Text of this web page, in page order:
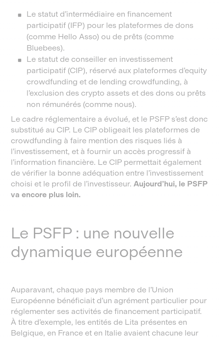
Le statut d’intermédiaire en financement
participatif (IFP) pour les plateformes de dons
(comme Hello Asso) ou de prêts (comme
Bluebees).
Le statut de conseiller en investissement
participatif (CIP), réservé aux plateformes d’equity
crowdfunding et de lending crowdfunding, à
l’exclusion des crypto assets et des dons ou prêts
non rémunérés (comme nous).
Le cadre réglementaire a évolué, et le PSFP s’est donc
substitué au CIP. Le CIP obligeait les plateformes de
crowdfunding à faire mention des risques liés à
l’investissement, et à fournir un accès progressif à
l’information financière. Le CIP permettait également
de vérifier la bonne adéquation entre l’investissement
choisi et le profil de l’investisseur.Aujourd’hui, le PSFP
va encore plus loin.
Le PSFP : une nouvelle
dynamique européenne
Auparavant, chaque pays membre de l’Union
Européenne bénéficiait d’un agrément particulier pour
réglementer ses activités de financement participatif.
À titre d’exemple, les entités de Lita présentes en
Belgique, en France et en Italie avaient chacune leur